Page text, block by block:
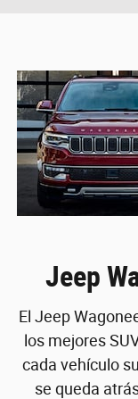
Jeep
El Jeep
los mejores
cada vehículo
se queda